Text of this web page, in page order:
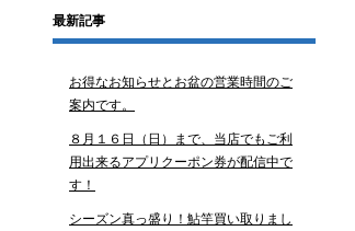
最新記事
お得なお知らせとお盆の営業時間のご
案内です。
８月１６日（日）まで、当店でもご利
用出来るアプリクーポン券が配信中で
す！
シーズン真っ盛り！鮎竿買い取りまし